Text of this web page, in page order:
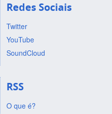
Redes Sociais
Twitter
YouTube
SoundCloud
RSS
O que é?